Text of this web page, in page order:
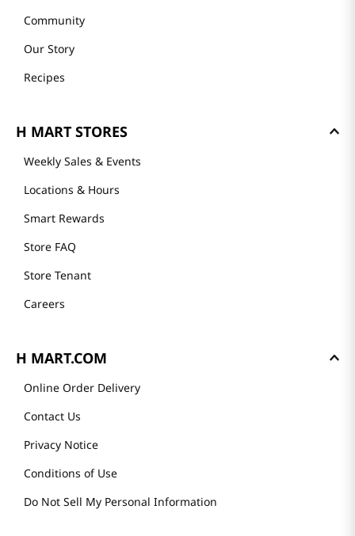
Community
Our Story
Recipes
H MART STORES
Weekly Sales & Events
Locations & Hours
Smart Rewards
Store FAQ
Store Tenant
Careers
H MART.COM
Online Order Delivery
Contact Us
Privacy Notice
Conditions of Use
Do Not Sell My Personal Information